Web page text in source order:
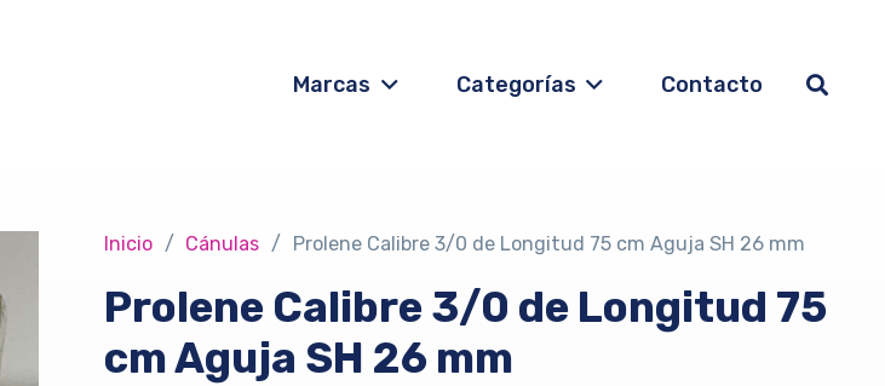
Marcas Categorías Contacto
Inicio / Cánulas / Prolene Calibre 3/0 de Longitud 75 cm Aguja SH 26 mm
Prolene Calibre 3/0 de Longitud 75
cm Aguja SH 26 mm